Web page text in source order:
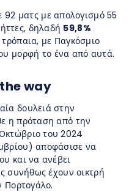
92 ματς με απολογισμό 55
ήττες, δηλαδή 59,8%
με Παγκόσμιο
μορφή το ένα από αυτά.
way
δουλειά στην
η πρόταση από την
του 2024
αποφάσισε να
και να ανέβει
συνήθως έχουν οικτρή
Πορτογάλο.